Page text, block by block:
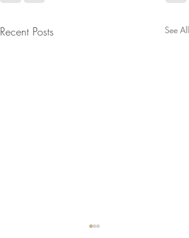
Recent Posts See All